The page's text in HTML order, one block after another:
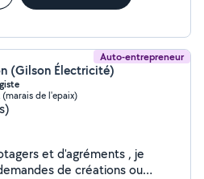
Auto-entrepreneur
(Gilson Électricité)
(marais de l'epaix)
de créations ou